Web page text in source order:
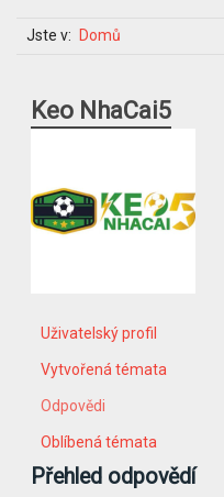
Jste v: Domů
Keo NhaCai5
Uživatelský profil
Vytvořená témata
Odpovědi
Oblíbená témata
Přehled odpovědí